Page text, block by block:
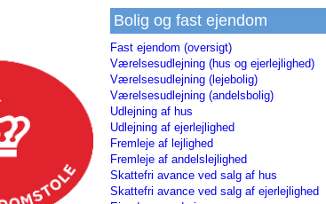
Bolig og fast ejendom
Fast ejendom (oversigt)
Værelsesudlejning (hus og ejerlejlighed)
Værelsesudlejning (lejebolig)
Værelsesudlejning (andelsbolig)
Udlejning af hus
Udlejning af ejerlejlighed
Fremleje af lejlighed
Fremleje af andelslejlighed
Skattefri avance ved salg af hus
Skattefri avance ved salg af ejerlejlighed